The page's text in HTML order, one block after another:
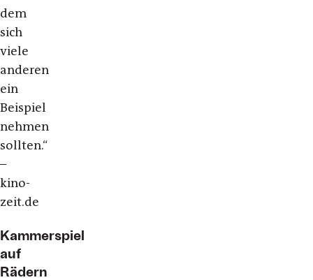
dem
sich
viele
anderen
ein
Beispiel
nehmen
sollten.“
–
kino-
zeit.de
Kammerspiel
auf
Rädern